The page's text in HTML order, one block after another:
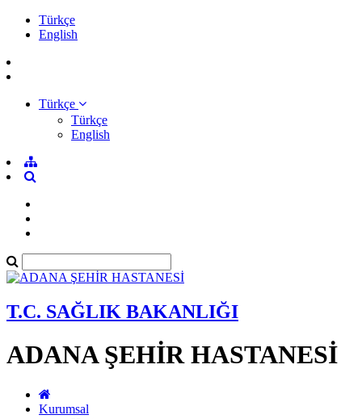
Türkçe
English
Türkçe
Türkçe
English
T.C. SAĞLIK BAKANLIĞI
ADANA ŞEHİR HASTANESİ
Kurumsal